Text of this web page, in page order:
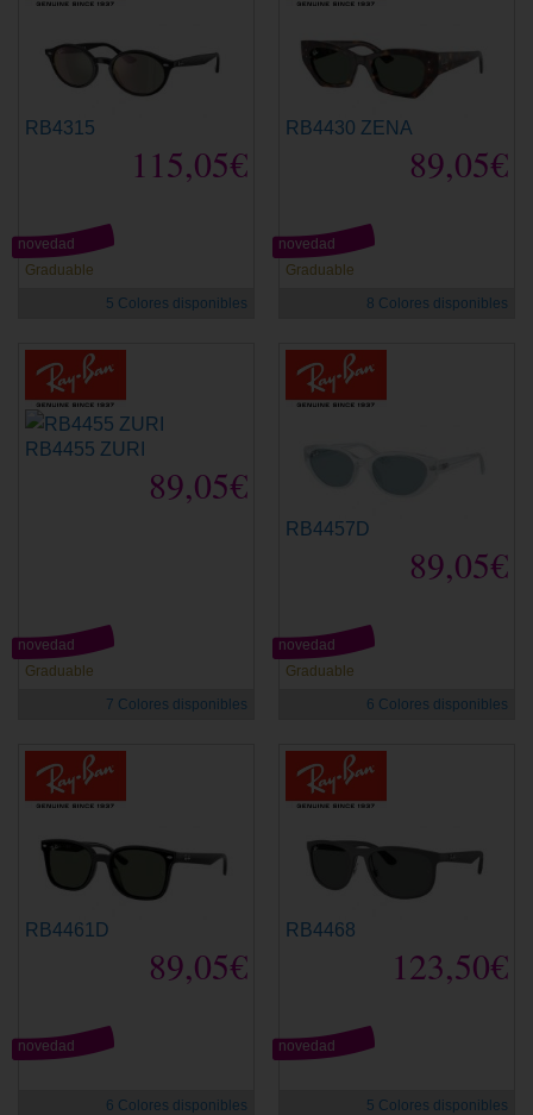
RB4315
115,05€
Graduable
novedad
5 Colores disponibles
RB4430 ZENA
89,05€
Graduable
novedad
8 Colores disponibles
RB4455 ZURI
89,05€
Graduable
novedad
7 Colores disponibles
RB4457D
89,05€
Graduable
novedad
6 Colores disponibles
RB4461D
89,05€
novedad
6 Colores disponibles
RB4468
123,50€
novedad
5 Colores disponibles